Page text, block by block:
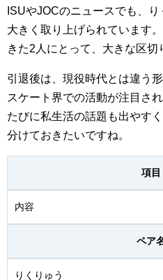
ISUやJOCのニュースでも、
大きく取り上げられています
きた2人にとって、大きな区切
引退後は、現役時代とは違う
スケート界での活動が注目さ
たびに私生活の話題も出やす
分けておきたいですね。
項目
内容
ペア
りくりゅう